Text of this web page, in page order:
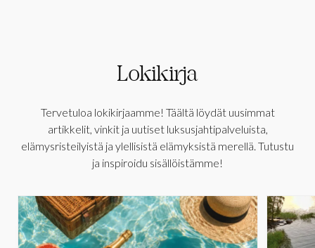
Lokikirja
Tervetuloa lokikirjaamme! Täältä löydät uusimmat
artikkelit, vinkit ja uutiset luksusjahtipalveluista,
elämysristeilyistä ja ylellisistä elämyksistä merellä. Tutustu
ja inspiroidu sisällöistämme!